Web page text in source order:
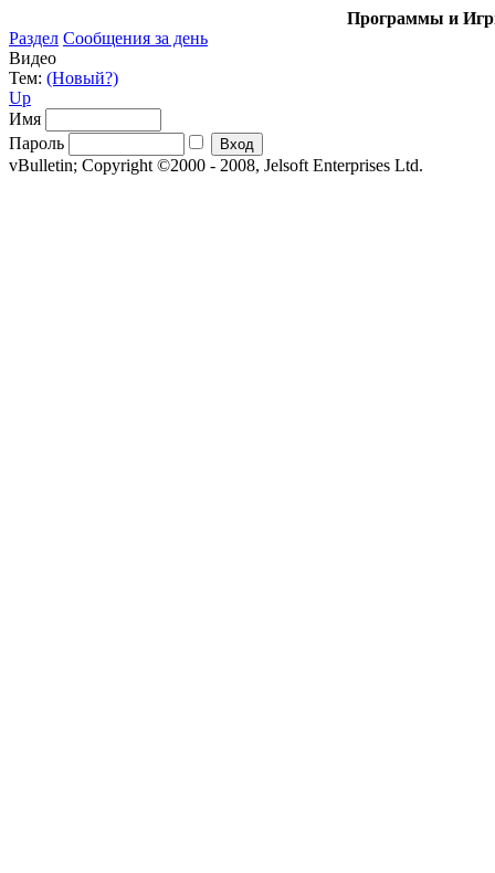
Программы и
Раздел Сообщения за день
Видео
Тем: (Новый?)
Up
Имя
Пароль
vBulletin; Copyright ©2000 - 2008, Jelsoft Enterprises Ltd.